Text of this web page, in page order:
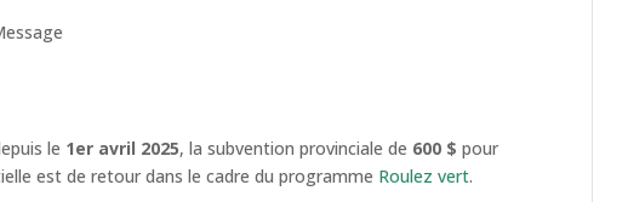
le 1er avril 2025, la subvention provinciale de 600 $ pour
est de retour dans le cadre du programme Roulez vert.